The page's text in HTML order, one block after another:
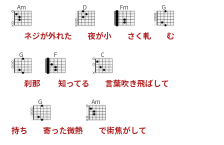
Am
ネジが外れた
D
夜が小
Fm
さく軋
G
む
G
刹那
F
知ってる
C
言葉吹き飛ばして
持ち
G
寄った微熱
Am
で街焦がして